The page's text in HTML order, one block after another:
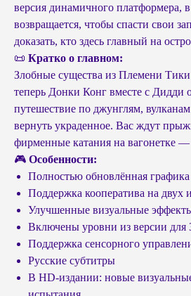
версия динамичного платформера,
возвращается, чтобы спасти свои
доказать, кто здесь главный на
📜 Кратко о главном:
Злобные существа из Племени
теперь Донки Конг вместе с Дидди
путешествие по джунглям,
вернуть украденное. Вас ждут
фирменные катания на вагонетке —
🎮 Особенности:
Полностью обновлённая
Поддержка кооператива на двух
Улучшенные визуальные
Включены уровни из версии для
Поддержка сенсорного
Русские субтитры
В HD-издании: новые